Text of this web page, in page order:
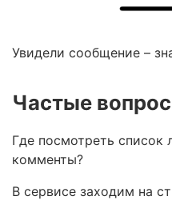
Увидели сообщение –
Частые
Где посмотреть список
комменты?
В сервисе заходим на